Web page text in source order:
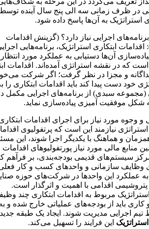
در ظرف زمانی سه الی پنج سال آینده
به آن‌ها پاسخ داده شود.
اجرایی نیاز دارد؟ (گزینش اقدامات
اقدامات ابتکاری استراتژیک، برنامه‌هایی
آن‌ها دستیابی به عملکرد مورد انتظار
که در نقشه استراتژی آمده‌اند. اقدامات
و مجزا در نظر گرفت؛ اگر شرکت
خود دست پیدا کند باید اقدامات ابتکاری را
(مجموعه سبدی) از برنامه‌های اجرایی مکمل
شکل موفقیت آمیزی پیاده‌سازی نماید.
و وجوه مورد نیاز برای اجرای اقدامات
نیازمند این است که پرتفولیوی
و هماهنگ با یکدیگر اجرا شوند، این
منابع مالی مورد نیاز پورتفولیوهای اقدامات
سیستم‌های قدیمی بودجه‌بندی، بر فرآهم
وظایف سازمانی و واحدهای کسب و کار
عملکرد این واحدها در شرکت‌های حوزه
پتروشیمی اقدامی با اهمیت و اثرگذار است.
مربوط به اقدامات ابتکاری چند
باید از بودجه‌های عملیاتی خارج شده و
اجرایی مدیریت شوند. ایجاد یک طبقه جدید
این فرایند را تسهیل می‌کند.